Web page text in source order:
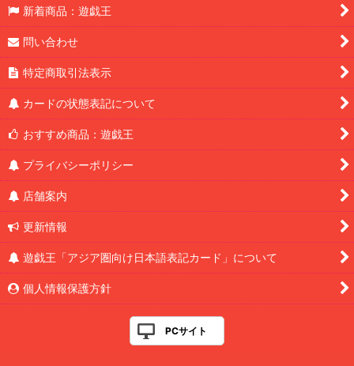
新着商品：遊戯王
問い合わせ
特定商取引法表示
カードの状態表記について
おすすめ商品：遊戯王
プライバシーポリシー
店舗案内
更新情報
遊戯王「アジア圏向け日本語表記カード」について
個人情報保護方針
PCサイト